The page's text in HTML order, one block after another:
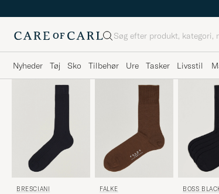
Søg
Nyheder Tøj Sko Tilbehør Ure Tasker Livsstil
BRESCIANI
FALKE
BOSS